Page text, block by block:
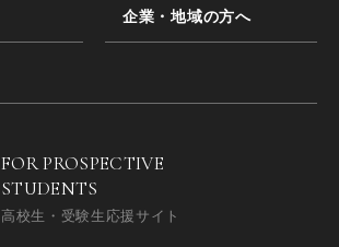
企業・地域の方へ
FOR PROSPECTIVE
STUDENTS
高校生・受験生応援サイト